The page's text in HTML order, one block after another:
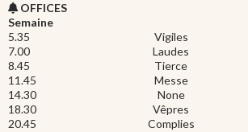
OFFICES
Semaine
5.35
Vigiles
7.00
Laudes
8.45
Tierce
11.45
Messe
14.30
None
18.30
Vêpres
20.45
Complies